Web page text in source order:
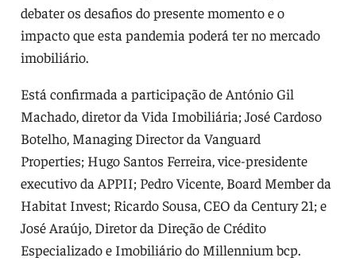
debater os desafios do presente momento e o
impacto que esta pandemia poderá ter no mercado
imobiliário.
Está confirmada a participação de António Gil
Machado, diretor da Vida Imobiliária; José Cardoso
Botelho, Managing Director da Vanguard
Properties; Hugo Santos Ferreira, vice-presidente
executivo da APPII; Pedro Vicente, Board Member da
Habitat Invest; Ricardo Sousa, CEO da Century 21; e
José Araújo, Diretor da Direção de Crédito
Especializado e Imobiliário do Millennium bcp.